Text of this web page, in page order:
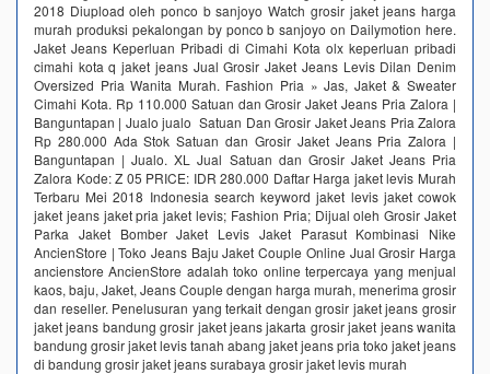
2018 Diupload oleh ponco b sanjoyo Watch grosir jaket jeans harga
murah produksi pekalongan by ponco b sanjoyo on Dailymotion here.
Jaket Jeans Keperluan Pribadi di Cimahi Kota olx keperluan pribadi
cimahi kota q jaket jeans Jual Grosir Jaket Jeans Levis Dilan Denim
Oversized Pria Wanita Murah. Fashion Pria » Jas, Jaket & Sweater
Cimahi Kota. Rp 110.000 Satuan dan Grosir Jaket Jeans Pria Zalora |
Banguntapan | Jualo jualo Satuan Dan Grosir Jaket Jeans Pria Zalora
Rp 280.000 ‎Ada Stok Satuan dan Grosir Jaket Jeans Pria Zalora |
Banguntapan | Jualo. XL Jual Satuan dan Grosir Jaket Jeans Pria
Zalora Kode: Z 05 PRICE: IDR 280.000 Daftar Harga jaket levis Murah
Terbaru Mei 2018 Indonesia search keyword jaket levis jaket cowok
jaket jeans jaket pria jaket levis; Fashion Pria; Dijual oleh Grosir Jaket
Parka Jaket Bomber Jaket Levis Jaket Parasut Kombinasi Nike
AncienStore | Toko Jeans Baju Jaket Couple Online Jual Grosir Harga
ancienstore AncienStore adalah toko online terpercaya yang menjual
kaos, baju, Jaket, Jeans Couple dengan harga murah, menerima grosir
dan reseller. Penelusuran yang terkait dengan grosir jaket jeans grosir
jaket jeans bandung grosir jaket jeans jakarta grosir jaket jeans wanita
bandung grosir jaket levis tanah abang jaket jeans pria toko jaket jeans
di bandung grosir jaket jeans surabaya grosir jaket levis murah